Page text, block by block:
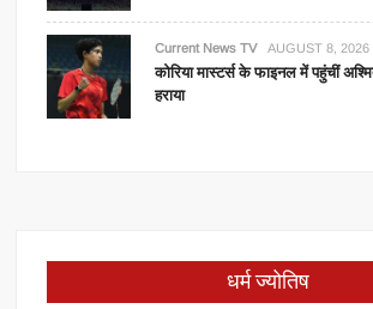
Current News TV AUGUST 8, 2026
कोरिया मास्टर्स के फाइनल में पहुंचीं
हराया
धर्म ज्योतिष